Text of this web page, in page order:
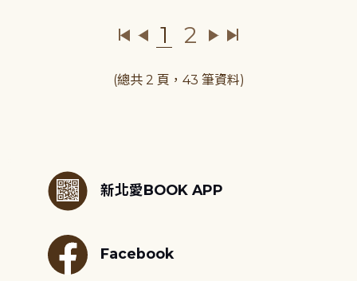
1 2
(總共 2 頁，43 筆資料)
新北愛BOOK APP
Facebook